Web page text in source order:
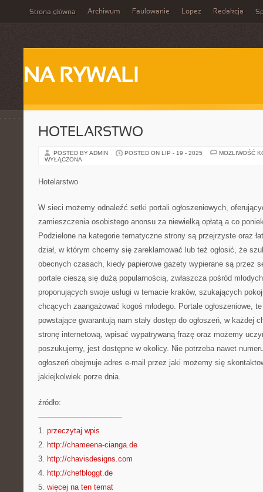
Strona główna Archiwum Faulowanie Lopez Redakcja
NA RYWALI
HOTELARSTWO
POSTED BY ADMIN POSTED ON LIP - 19 - 2025
MOŻLIWOŚĆ
WYŁĄCZONA
Hotelarstwo
W sieci możemy odnaleźć setki portali ogłoszeniowych,
zamieszczenia osobistego anonsu za niewielką opłatą a co
Podzielone na kategorie tematyczne strony są przejrzyste oraz
dział, w którym chcemy się zareklamować lub też ogłosić, że
obecnych czasach, kiedy papierowe gazety wypierane są przez
portale cieszą się dużą popularnością, zwłaszcza pośród
proponujących swoje usługi w temacie kraków, szukających
chcących zaangażować kogoś młodego. Portale ogłoszeniowe,
powstające gwarantują nam stały dostęp do ogłoszeń, w każdej
stronę internetową, wpisać wypatrywaną frazę oraz możemy
poszukujemy, jest dostępne w okolicy. Nie potrzeba nawet
ogłoszeń obejmuje adres e-mail przez jaki możemy się
jakiejkolwiek porze dnia.
źródło:
———————————
1. przeczytaj wpis
2. http://chameena-cianga.de
3. http://chavisdesigns.com
4. http://chefbloggt.de
5. więcej na ten temat